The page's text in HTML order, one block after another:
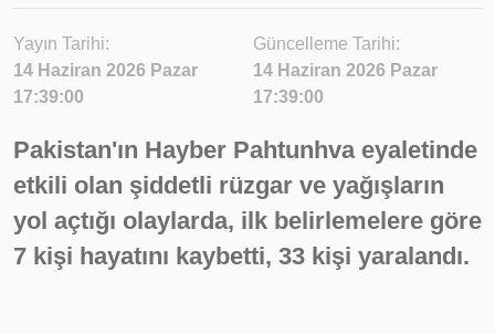
Yayın Tarihi:
14 Haziran 2026 Pazar
17:39:00
Güncelleme Tarihi:
14 Haziran 2026 Pazar
17:39:00
Pakistan'ın Hayber Pahtunhva eyaletinde
etkili olan şiddetli rüzgar ve yağışların
yol açtığı olaylarda, ilk belirlemelere göre
7 kişi hayatını kaybetti, 33 kişi yaralandı.